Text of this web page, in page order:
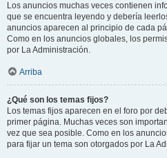
Los anuncios muchas veces contienen
que se encuentra leyendo y debería
anuncios aparecen al principio de cada
Como en los anuncios globales, los
por La Administración.
Arriba
¿Qué son los temas fijos?
Los temas fijos aparecen en el foro por
primer página. Muchas veces son
vez que sea posible. Como en los
para fijar un tema son otorgados por La